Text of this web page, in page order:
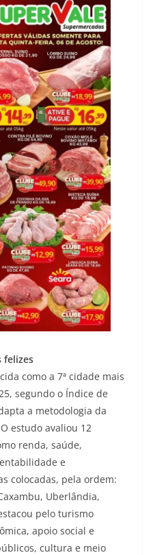
felizes
como a 7ª cidade mais
segundo o Índice de
a metodologia da
estudo avaliou 12
renda, saúde,
e
colocadas, pela ordem:
Uberlândia,
pelo turismo
apoio social e
cultura e meio